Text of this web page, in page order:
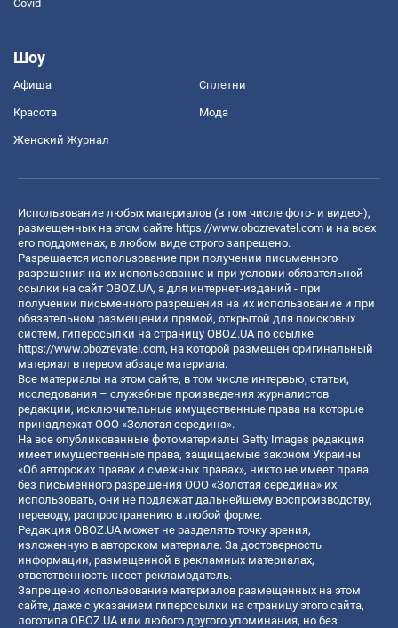
Covid
Шоу
Афиша Сплетни
Красота Мода
Женский Журнал
Использование любых материалов (в том числе фото- и видео-),
размещенных на этом сайте https://www.obozrevatel.com и на всех
его поддоменах, в любом виде строго запрещено.
Разрешается использование при получении письменного
разрешения на их использование и при условии обязательной
ссылки на сайт OBOZ.UA, а для интернет-изданий - при
получении письменного разрешения на их использование и при
обязательном размещении прямой, открытой для поисковых
систем, гиперссылки на страницу OBOZ.UA по ссылке
https://www.obozrevatel.com, на которой размещен оригинальный
материал в первом абзаце материала.
Все материалы на этом сайте, в том числе интервью, статьи,
исследования – служебные произведения журналистов
редакции, исключительные имущественные права на которые
принадлежат ООО «Золотая середина».
На все опубликованные фотоматериалы Getty Images редакция
имеет имущественные права, защищаемые законом Украины
«Об авторских правах и смежных правах», никто не имеет права
без письменного разрешения ООО «Золотая середина» их
использовать, они не подлежат дальнейшему воспроизводству,
переводу, распространению в любой форме.
Редакция OBOZ.UA может не разделять точку зрения,
изложенную в авторском материале. За достоверность
информации, размещенной в рекламных материалах,
ответственность несет рекламодатель.
Запрещено использование материалов размещенных на этом
сайте, даже с указанием гиперссылки на страницу этого сайта,
логотипа OBOZ.UA или любого другого упоминания, но без